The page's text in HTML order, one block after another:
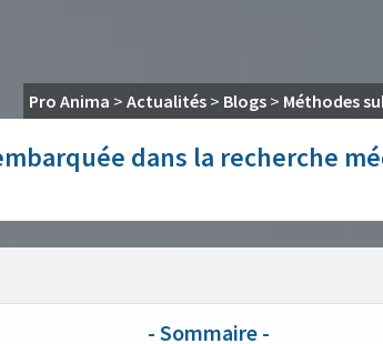
Pro Anima > Actualités > Blogs > Méthodes
dans la recherche